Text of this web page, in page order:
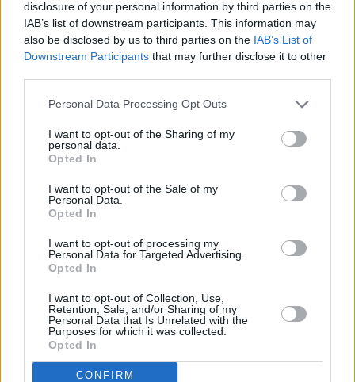
disclosure of your personal information by third parties on the
IAB’s list of downstream participants. This information may
also be disclosed by us to third parties on the IAB’s List of
Downstream Participants that may further disclose it to other
Personal Data Processing Opt Outs
I want to opt-out of the Sharing of my
personal data.
Opted In
I want to opt-out of the Sale of my
Personal Data.
Opted In
I want to opt-out of processing my
Personal Data for Targeted Advertising.
Opted In
I want to opt-out of Collection, Use,
Retention, Sale, and/or Sharing of my
Personal Data that Is Unrelated with the
Purposes for which it was collected.
Opted In
CONFIRM
PERSONISKS STĀSTS
Diāna Zande: «Man nav kauns atzīt, ka biju
attiecībās, kurās ļāvu sevi sist»